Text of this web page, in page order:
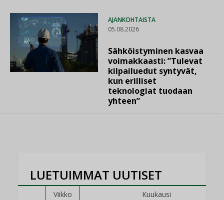
AJANKOHTAISTA
05.08.2026
Sähköistyminen kasvaa
voimakkaasti: ”Tulevat
kilpailuedut syntyvät,
kun erilliset
teknologiat tuodaan
yhteen”
LUETUIMMAT UUTISET
Viikko Kuukausi